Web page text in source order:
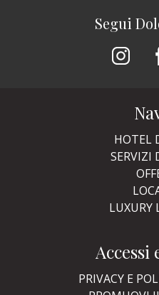
Segui
HOTEL
SERVIZI
LUXURY
Accessi
PRIVACY E